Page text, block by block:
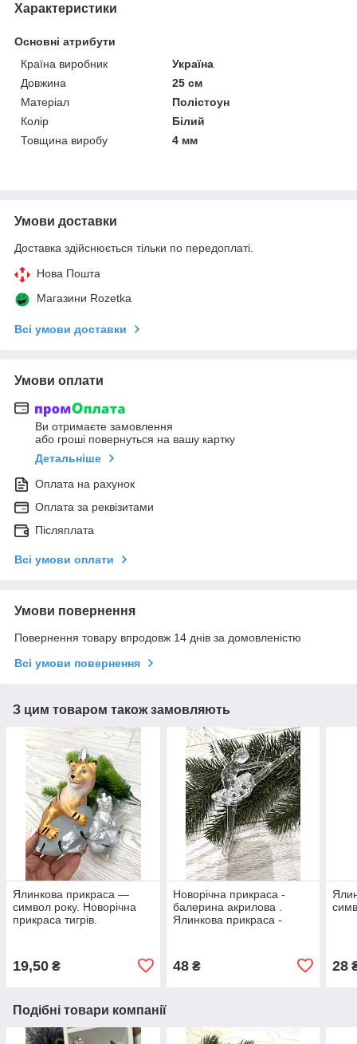
Характеристики
Основні атрибути
Країна виробник
Україна
Довжина
25 см
Матеріал
Полістоун
Колір
Білий
Товщина виробу
4 мм
Умови доставки
Доставка здійснюється тільки по передоплаті.
Нова Пошта
Магазини Rozetka
Всі умови доставки
Умови оплати
Ви отримаєте замовлення
або гроші повернуться на вашу картку
Детальніше
Оплата на рахунок
Оплата за реквізитами
Післяплата
Всі умови оплати
Умови повернення
Повернення товару впродовж 14 днів за домовленістю
Всі умови повернення
З цим товаром також замовляють
Ялинкова прикраса —
символ року. Новорічна
прикраса тигрів.
19,50 ₴
Новорічна прикраса -
балерина акрилова .
Ялинкова прикраса -
48₴ 28
Подібні товари компанії